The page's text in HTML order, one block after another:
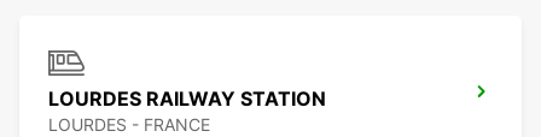
LOURDES RAILWAY STATION
LOURDES - FRANCE